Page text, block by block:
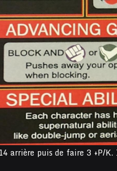
arrière puis de faire 3 +P/